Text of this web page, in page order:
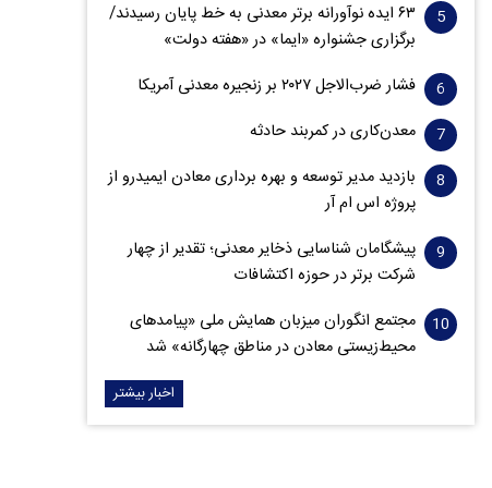
۶۳ ایده نوآورانه برتر معدنی به خط پایان رسیدند/
برگزاری جشنواره «ایما» در «هفته دولت»
فشار ضرب‌الاجل ۲۰۲۷ بر زنجیره معدنی آمریکا
معدن‌کاری در کمربند حادثه
بازدید مدیر توسعه و بهره برداری معادن ایمیدرو از
پروژه اس ام آر
پیشگامان شناسایی ذخایر معدنی؛ تقدیر از چهار
شرکت برتر در حوزه اکتشافات‌
مجتمع انگوران میزبان همایش ملی «پیامدهای
محیط‌زیستی معادن در مناطق چهارگانه» شد
اخبار بیشتر